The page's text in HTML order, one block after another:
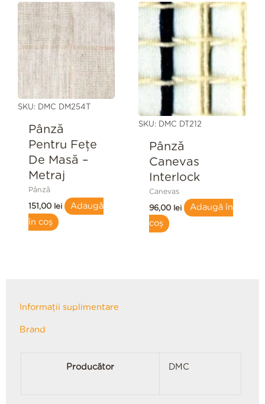
SKU: DMC DM254T
Pânză
Pentru Feţe
De Masă –
Metraj
Pânză
151,00 lei
Adaugă
în coș
SKU: DMC DT212
Pânză
Canevas
Interlock
Canevas
96,00 lei
Adaugă în
coș
Informații suplimentare
Brand
Producător DMC